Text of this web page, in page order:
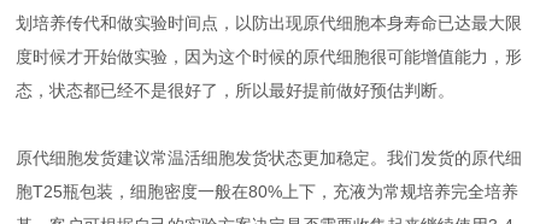
划培养传代和做实验时间点，以防出现原代细胞本身寿命已达最大限
度时候才开始做实验，因为这个时候的原代细胞很可能增值能力，形
态，状态都已经不是很好了，所以最好提前做好预估判断。
原代细胞发货建议常温活细胞发货状态更加稳定。我们发货的原代细
胞T25瓶包装，细胞密度一般在80%上下，充液为常规培养完全培养